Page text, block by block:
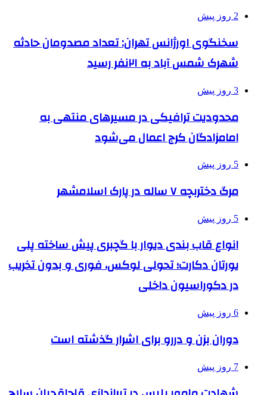
2 روز پیش
سخنگوی اورژانس تهران: تعداد مصدومان حادثه
شهرک شمس آباد به ۲۱نفر رسید
3 روز پیش
محدودیت ترافیکی در مسیرهای منتهی به
امامزادگان کرج اعمال می‌شود
5 روز پیش
مرگ دختربچه ۷ ساله در پارک اسلامشهر
5 روز پیش
انواع قاب بندی دیوار با گچبری پیش ساخته پلی
یورتان دکارت؛ تحولی لوکس، فوری و بدون تخریب
در دکوراسیون داخلی
6 روز پیش
دوران بزن و دررو برای اشرار گذشته است
7 روز پیش